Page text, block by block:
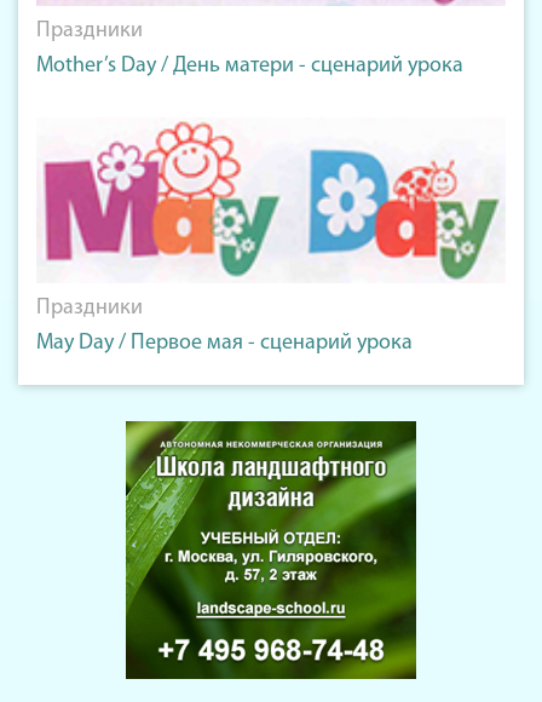
Праздники
Mother’s Day / День матери - сценарий урока
Праздники
May Day / Первое мая - сценарий урока